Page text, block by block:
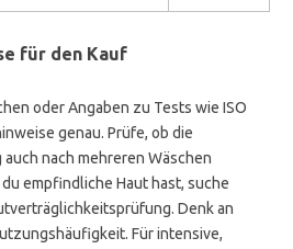
für den Kauf
oder Angaben zu Tests wie ISO
genau. Prüfe, ob die
nach mehreren Wäschen
empfindliche Haut hast, suche
Denk an
Für intensive,